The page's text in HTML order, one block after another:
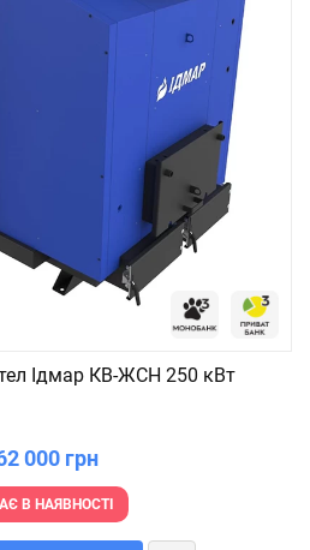
Ідмар КВ-ЖСН 250 кВт
000 грн
В НАЯВНОСТІ